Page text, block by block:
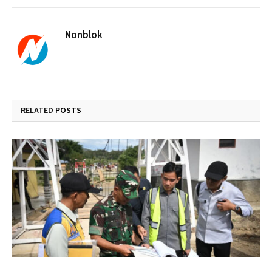
Nonblok
RELATED POSTS